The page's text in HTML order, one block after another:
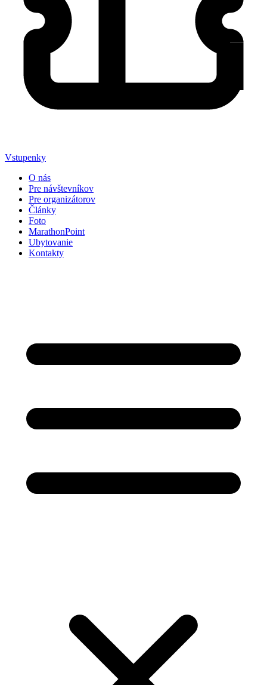
Vstupenky
O nás
Pre návštevníkov
Pre organizátorov
Články
Foto
MarathonPoint
Ubytovanie
Kontakty